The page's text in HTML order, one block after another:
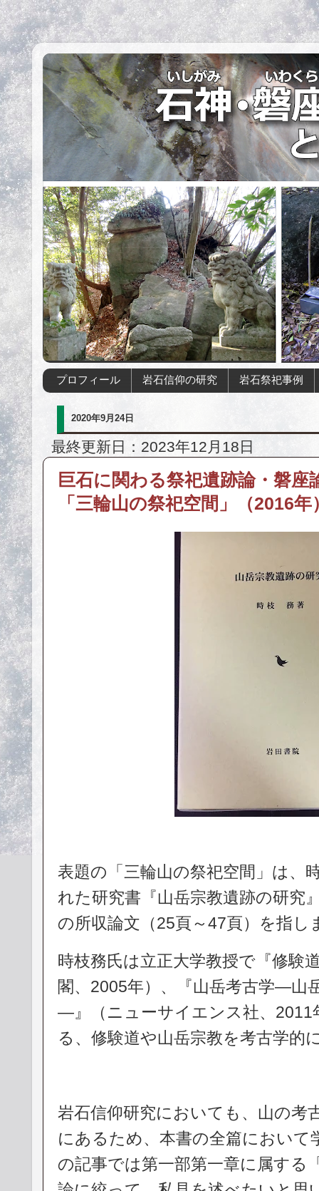
プロフィール 岩石信仰の研究 岩石祭祀事例
2020年9月24日
最終更新日：2023年12月18日
巨石に関わる祭祀遺跡論・磐座
「三輪山の祭祀空間」（2016
表題の「三輪山の祭祀空間」は、
れた研究書『山岳宗教遺跡の研究
の所収論文（25頁～47頁）を指し
時枝務氏は立正大学教授で『修験
閣、2005年）、『山岳考古学―山
―』（ニューサイエンス社、2011
る、修験道や山岳宗教を考古学的
岩石信仰研究においても、山の考
にあるため、本書の全篇において
の記事では第一部第一章に属する